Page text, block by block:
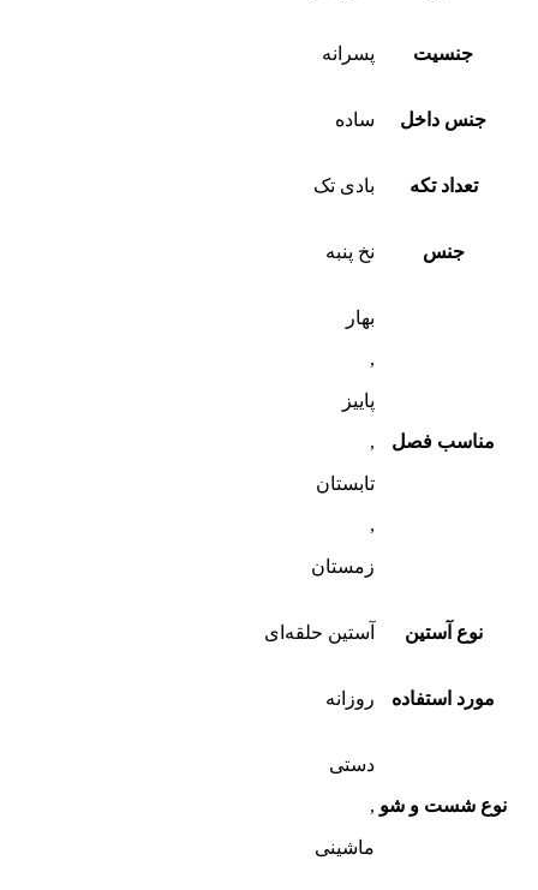
جنسیت پسرانه
جنس داخل ساده
تعداد تکه بادی تک
جنس نخ پنبه
مناسب فصل
بهار
,
پاییز
,
تابستان
,
زمستان
نوع آستین آستین حلقه‌ای
مورد استفاده روزانه
نوع شست و شو
دستی
,
ماشینی